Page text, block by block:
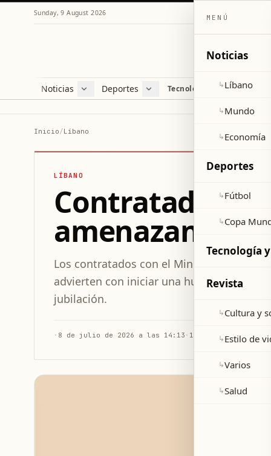
Sunday, 9 August 2026
Noticias
Líbano
Deportes
Fútbol
Tecnología y ciencia
Inicio/Líbano
LÍBANO
Contratados
amenazan con
Los contratados con el Ministerio de
advierten con iniciar una huelga
jubilación.
· 8 de julio de 2026 a las 14:13 · 1 min de lectura
MENÚ
Noticias
↳Líbano
↳Mundo
↳Economía
Deportes
↳Fútbol
↳Copa
Tecnología y
Revista
↳Cultura y
↳Estilo de
↳Varios
↳Salud